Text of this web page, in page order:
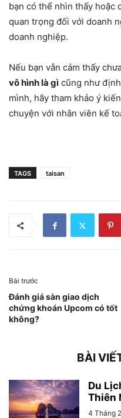
bạn có thể nhìn thấy hoặc
quan trọng đối với doanh
doanh nghiệp.
Nếu bạn vẫn cảm thấy
vô hình là gì cũng như
mình, hãy tham khảo ý
chuyện với nhân viên kế
TAGS taisan
Bài trước
Đánh giá sàn giao dịch
chứng khoán Upcom có tốt
không?
BÀI
Du
Thiên
4 Tháng